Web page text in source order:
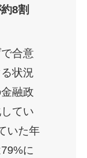
8割
合意
状況
融政
てい
いた年
に